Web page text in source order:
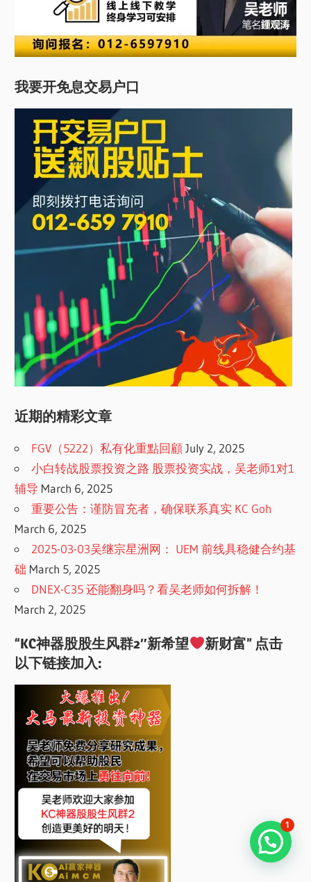
我要开免息交易户口
近期的精彩文章
FGV（5222）私有化重點回顧 July 2, 2025
小白转战股票投资之路 股票投资实战，吴老师1对1
辅导 March 6, 2025
重要公告：谨防冒充者，确保联系真实 KC Goh
March 6, 2025
2025-03-03吴继宗星洲网： UEM 前线具稳健合约基
础 March 5, 2025
DNEX-C35 还能翻身吗？看吴老师如何拆解！
March 2, 2025
“KC神器股股生风群2″新希望
新财富” 点击
以下链接加入:
1